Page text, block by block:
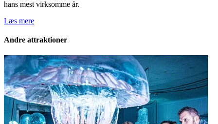
hans mest virksomme år.
Læs mere
Andre attraktioner